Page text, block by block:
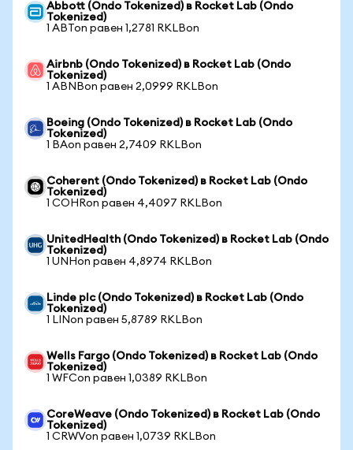
Abbott (Ondo Tokenized) в Rocket Lab (Ondo
Tokenized)
1 ABTon равен 1,2781 RKLBon
Airbnb (Ondo Tokenized) в Rocket Lab (Ondo
Tokenized)
1 ABNBon равен 2,0999 RKLBon
Boeing (Ondo Tokenized) в Rocket Lab (Ondo
Tokenized)
1 BAon равен 2,7409 RKLBon
Coherent (Ondo Tokenized) в Rocket Lab (Ondo
Tokenized)
1 COHRon равен 4,4097 RKLBon
UnitedHealth (Ondo Tokenized) в Rocket Lab (Ondo
Tokenized)
1 UNHon равен 4,8974 RKLBon
Linde plc (Ondo Tokenized) в Rocket Lab (Ondo
Tokenized)
1 LINon равен 5,8789 RKLBon
Wells Fargo (Ondo Tokenized) в Rocket Lab (Ondo
Tokenized)
1 WFCon равен 1,0389 RKLBon
CoreWeave (Ondo Tokenized) в Rocket Lab (Ondo
Tokenized)
1 CRWVon равен 1,0739 RKLBon